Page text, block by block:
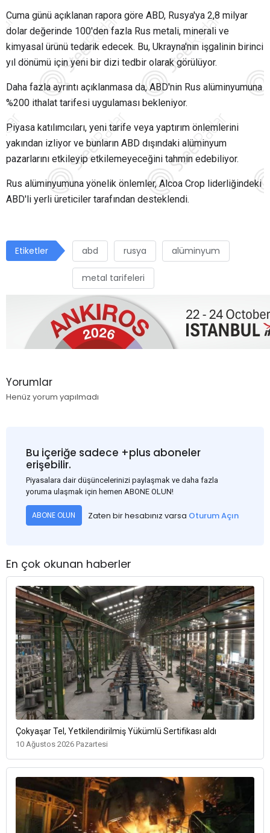
Cuma günü açıklanan rapora göre ABD, Rusya'ya 2,8 milyar
dolar değerinde 100'den fazla Rus metali, minerali ve
kimyasal ürünü tedarik edecek. Bu, Ukrayna'nın işgalinin birinci
yıl dönümü için yeni bir dizi tedbir olarak görülüyor.
Daha fazla ayrıntı açıklanmasa da, ABD'nin Rus alüminyumuna
%200 ithalat tarifesi uygulaması bekleniyor.
Piyasa katılımcıları, yeni tarife veya yaptırım önlemlerini
yakından izliyor ve bunların ABD dışındaki alüminyum
pazarlarını etkileyip etkilemeyeceğini tahmin edebiliyor.
Rus alüminyumuna yönelik önlemler, Alcoa Crop liderliğindeki
ABD'li yerli üreticiler tarafından desteklendi.
Etiketler abd rusya alüminyum
metal tarifeleri
Yorumlar
Henüz yorum yapılmadı
Bu içeriğe sadece +plus aboneler
erişebilir.
Piyasalara dair düşüncelerinizi paylaşmak ve daha fazla
yoruma ulaşmak için hemen ABONE OLUN!
ABONE OLUN Zaten bir hesabınız varsa Oturum Açın
En çok okunan haberler
Çokyaşar Tel, Yetkilendirilmiş Yükümlü Sertifikası aldı
10 Ağustos 2026 Pazartesi